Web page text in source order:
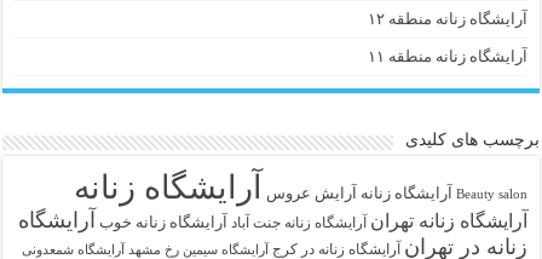
آرایشگاه زنانه منطقه ۱۲
آرایشگاه زنانه منطقه ۱۱
برچسب های کلیدی
Beauty salon آرايشگاه زنانه آرایش عروس آرایشگاه زنانه
آرایشگاه زنانه تهران آرایشگاه زنانه جنت آباد آرایشگاه زنانه خوب آرایشگاه
زنانه در تهران آرایشگاه زنانه در کرج آرایشگاه سیمین رخ مشهد آرایشگاه شمعدونی